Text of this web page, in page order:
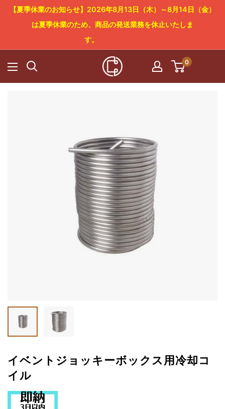
ン
【夏季休業のお知らせ】2026年8月13日（木）～8月14日（金）
は夏季休業のため、商品の発送業務を休止いたしま
す。
Cowboy
Craft
0
イベントジョッキーボックス用冷却コ
イル